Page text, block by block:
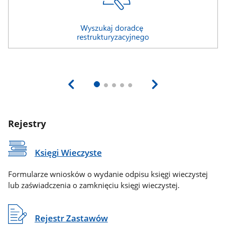
Rejestry
Księgi Wieczyste
Formularze wniosków o wydanie odpisu księgi wieczystej
lub zaświadczenia o zamknięciu księgi wieczystej.
Rejestr Zastawów